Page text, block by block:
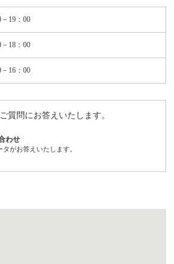
19：00
18：00
16：00
質問にお答えいたします。
わせ
タがお答えいたします。